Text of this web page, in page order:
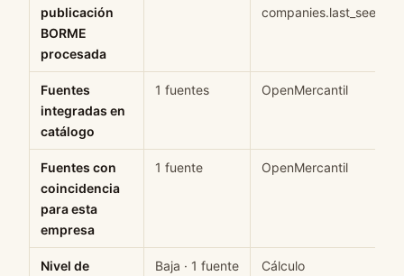
publicación
BORME
procesada
companies.last_seen
Fuentes
integradas en
catálogo
1 fuentes OpenMercantil
Fuentes con
coincidencia
para esta
empresa
1 fuente OpenMercantil
Nivel de
Baja · 1 fuente
Cálculo